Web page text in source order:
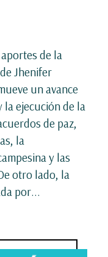
de la
Jhenifer
un avance
ejecución de la
de paz,
la
y las
otro lado, la
por...